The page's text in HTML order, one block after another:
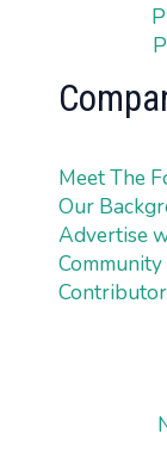
Meet The
Our
Advertise